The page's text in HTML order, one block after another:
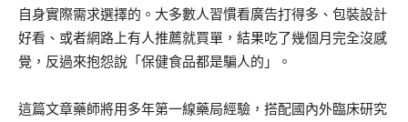
自身實際需求選擇的。大多數人習慣看廣告打得多、包裝設計
好看、或者網路上有人推薦就買單，結果吃了幾個月完全沒感
覺，反過來抱怨說「保健食品都是騙人的」。
這篇文章藥師將用多年第一線藥局經驗，搭配國內外臨床研究